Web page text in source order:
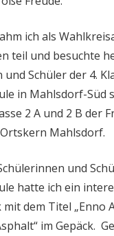
ich als
teil und besuchte
Schüler der 4.
in Mahlsdorf-Süd
2 A und 2 B der
Mahlsdorf.
und
hatte ich ein
dem Titel „Enno
im Gepäck.